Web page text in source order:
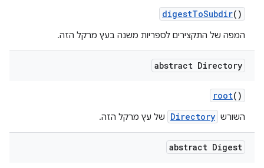
digestToSubdir()
המפה של התקצירים לספריות משנה בעץ מרקל הזה.
abstract Directory
root()
השורש Directory של עץ מרקל הזה.
abstract Digest